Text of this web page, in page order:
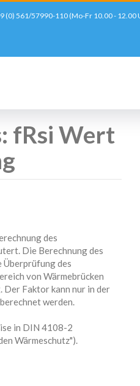
(0) 561/57990-110 (Mo-Fr 10.00 -
fRsi Wert
des
Die Berechnung des
des
von Wärmebrücken
Faktor kann nur in der
werden.
in DIN 4108-2
Wärmeschutz").